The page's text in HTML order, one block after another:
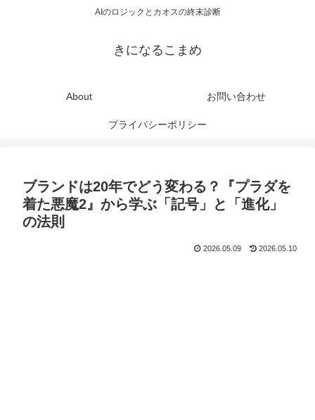
AIのロジックとカオスの終末診断
きになるこまめ
About お問い合わせ
プライバシーポリシー
ブランドは20年でどう変わる？『プラダを
着た悪魔2』から学ぶ「記号」と「進化」
の法則
2026.05.09 2026.05.10